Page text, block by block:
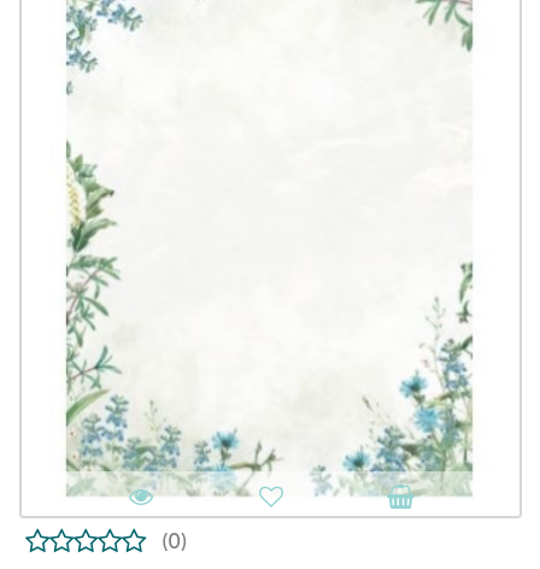
(0)